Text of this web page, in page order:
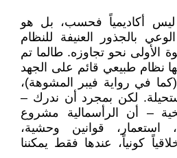
أكاديمياً فحسب، بل هو
بالجذور العنيفة للنظام
الأولى نحو تجاوزه. طالما تم
نظام طبيعي قائم على الجهد
(كما في رواية فيبر المشوهة)،
لكن بمجرد أن ندرك –
– أن الرأسمالية مشروع
قوانين وحشية،
كونياً، عندها فقط يمكننا